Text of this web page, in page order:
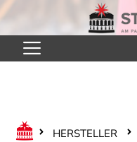
Zum Hauptinhalt springen
HERSTELLER